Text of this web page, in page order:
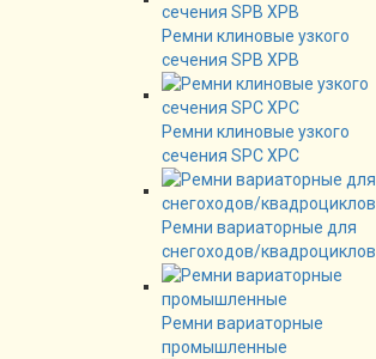
Ремни клиновые узкого
сечения SPB XPB
Ремни клиновые узкого
сечения SPC XPC
Ремни вариаторные для
снегоходов/квадроциклов
Ремни вариаторные
промышленные